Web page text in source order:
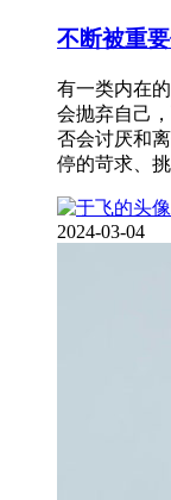
不断被重
有一类内在
会抛弃自己
否会讨厌和
停的苛求、
2024-03-04